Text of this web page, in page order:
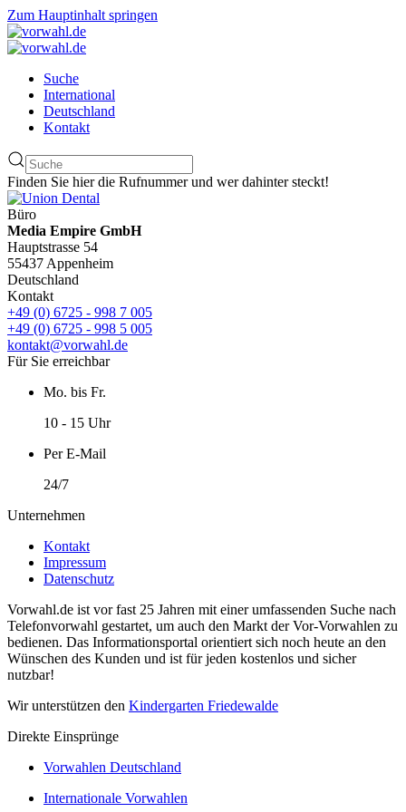
Zum Hauptinhalt springen
Suche
International
Deutschland
Kontakt
Finden Sie hier die Rufnummer und wer dahinter steckt!
Büro
Media Empire GmbH
Hauptstrasse 54
55437 Appenheim
Deutschland
Kontakt
+49 (0) 6725 - 998 7 005
+49 (0) 6725 - 998 5 005
kontakt@vorwahl.de
Für Sie erreichbar
Mo. bis Fr.
10 - 15 Uhr
Per E-Mail
24/7
Unternehmen
Kontakt
Impressum
Datenschutz
Vorwahl.de ist vor fast 25 Jahren mit einer umfassenden Suche nach
Telefonvorwahl gestartet, um auch den Markt der Vor-Vorwahlen zu
bedienen. Das Informationsportal orientiert sich noch heute an den
Wünschen des Kunden und ist für jeden kostenlos und sicher
nutzbar!
Wir unterstützen den Kindergarten Friedewalde
Direkte Einsprünge
Vorwahlen Deutschland
Internationale Vorwahlen